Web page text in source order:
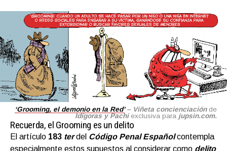
‘Grooming, el demonio en la Red’ – Viñeta concienciaciónde
Idígoras y Pachi exclusiva para jupsin.com.
Recuerda, el Grooming es un delito
El artículo 183 ter del Código Penal Españolcontempla
especialmente estos supuestos al considerar como delito